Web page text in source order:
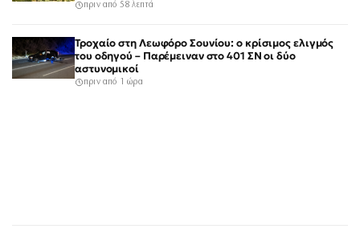
πριν από 58 λεπτά
Τροχαίο στη Λεωφόρο Σουνίου: ο κρίσιμος ελιγμός
του οδηγού – Παρέμειναν στο 401 ΣΝ οι δύο
αστυνομικοί
πριν από 1 ώρα